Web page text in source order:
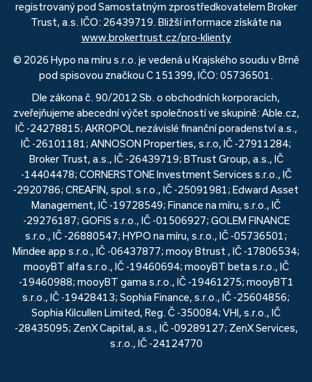
registrovaný pod Samostatným zprostředkovatelem Broker
Trust, a.s. IČO: 26439719. Bližší informace získáte na
www.brokertrust.cz/pro-klienty
© 2026 Hypo na míru s.r.o. je vedená u Krajského soudu v Brně
pod spisovou značkou C 151399, IČO: 05736501.
Dle zákona č. 90/2012 Sb. o obchodních korporacích,
zveřejňujeme abecední výčet společností ve skupině: Able.cz,
IČ -24278815; AKROPOL nezávislé finanční poradenství a.s.,
IČ -26101181; ANNOSON Properties, s.r.o, IČ -27911284;
Broker Trust, a.s., IČ -26439719; BTrust Group, a.s., IČ
-14404478; CORNERSTONE Investment Services s.r.o., IČ
-2920786; CREAFIN, spol. s r.o., IČ -25091981; Edward Asset
Management, IČ -19728549; Finance na míru, s.r.o., IČ
-29276187; GOFIS s.r.o., IČ -01506927; GOLEM FINANCE
s.r.o., IČ -26880547; HYPO na míru, s.r.o., IČ -05736501;
Mindee app s.r.o., IČ -06437877; mooy Btrust , IČ -17806534;
mooyBT alfa s.r.o., IČ -19460694; mooyBT beta s.r.o., IČ
-19460988; mooyBT gama s.r.o., IČ -19461275; mooyBT1
s.r.o., IČ -19428413; Sophia Finance, s.r.o., IČ -25604856;
Sophia Kilcullen Limited, Reg. Č -350084; VHI, s.r.o., IČ
-28435095; ZenX Capital, a.s., IČ -09289127; ZenX Services,
s.r.o., IČ -24124770